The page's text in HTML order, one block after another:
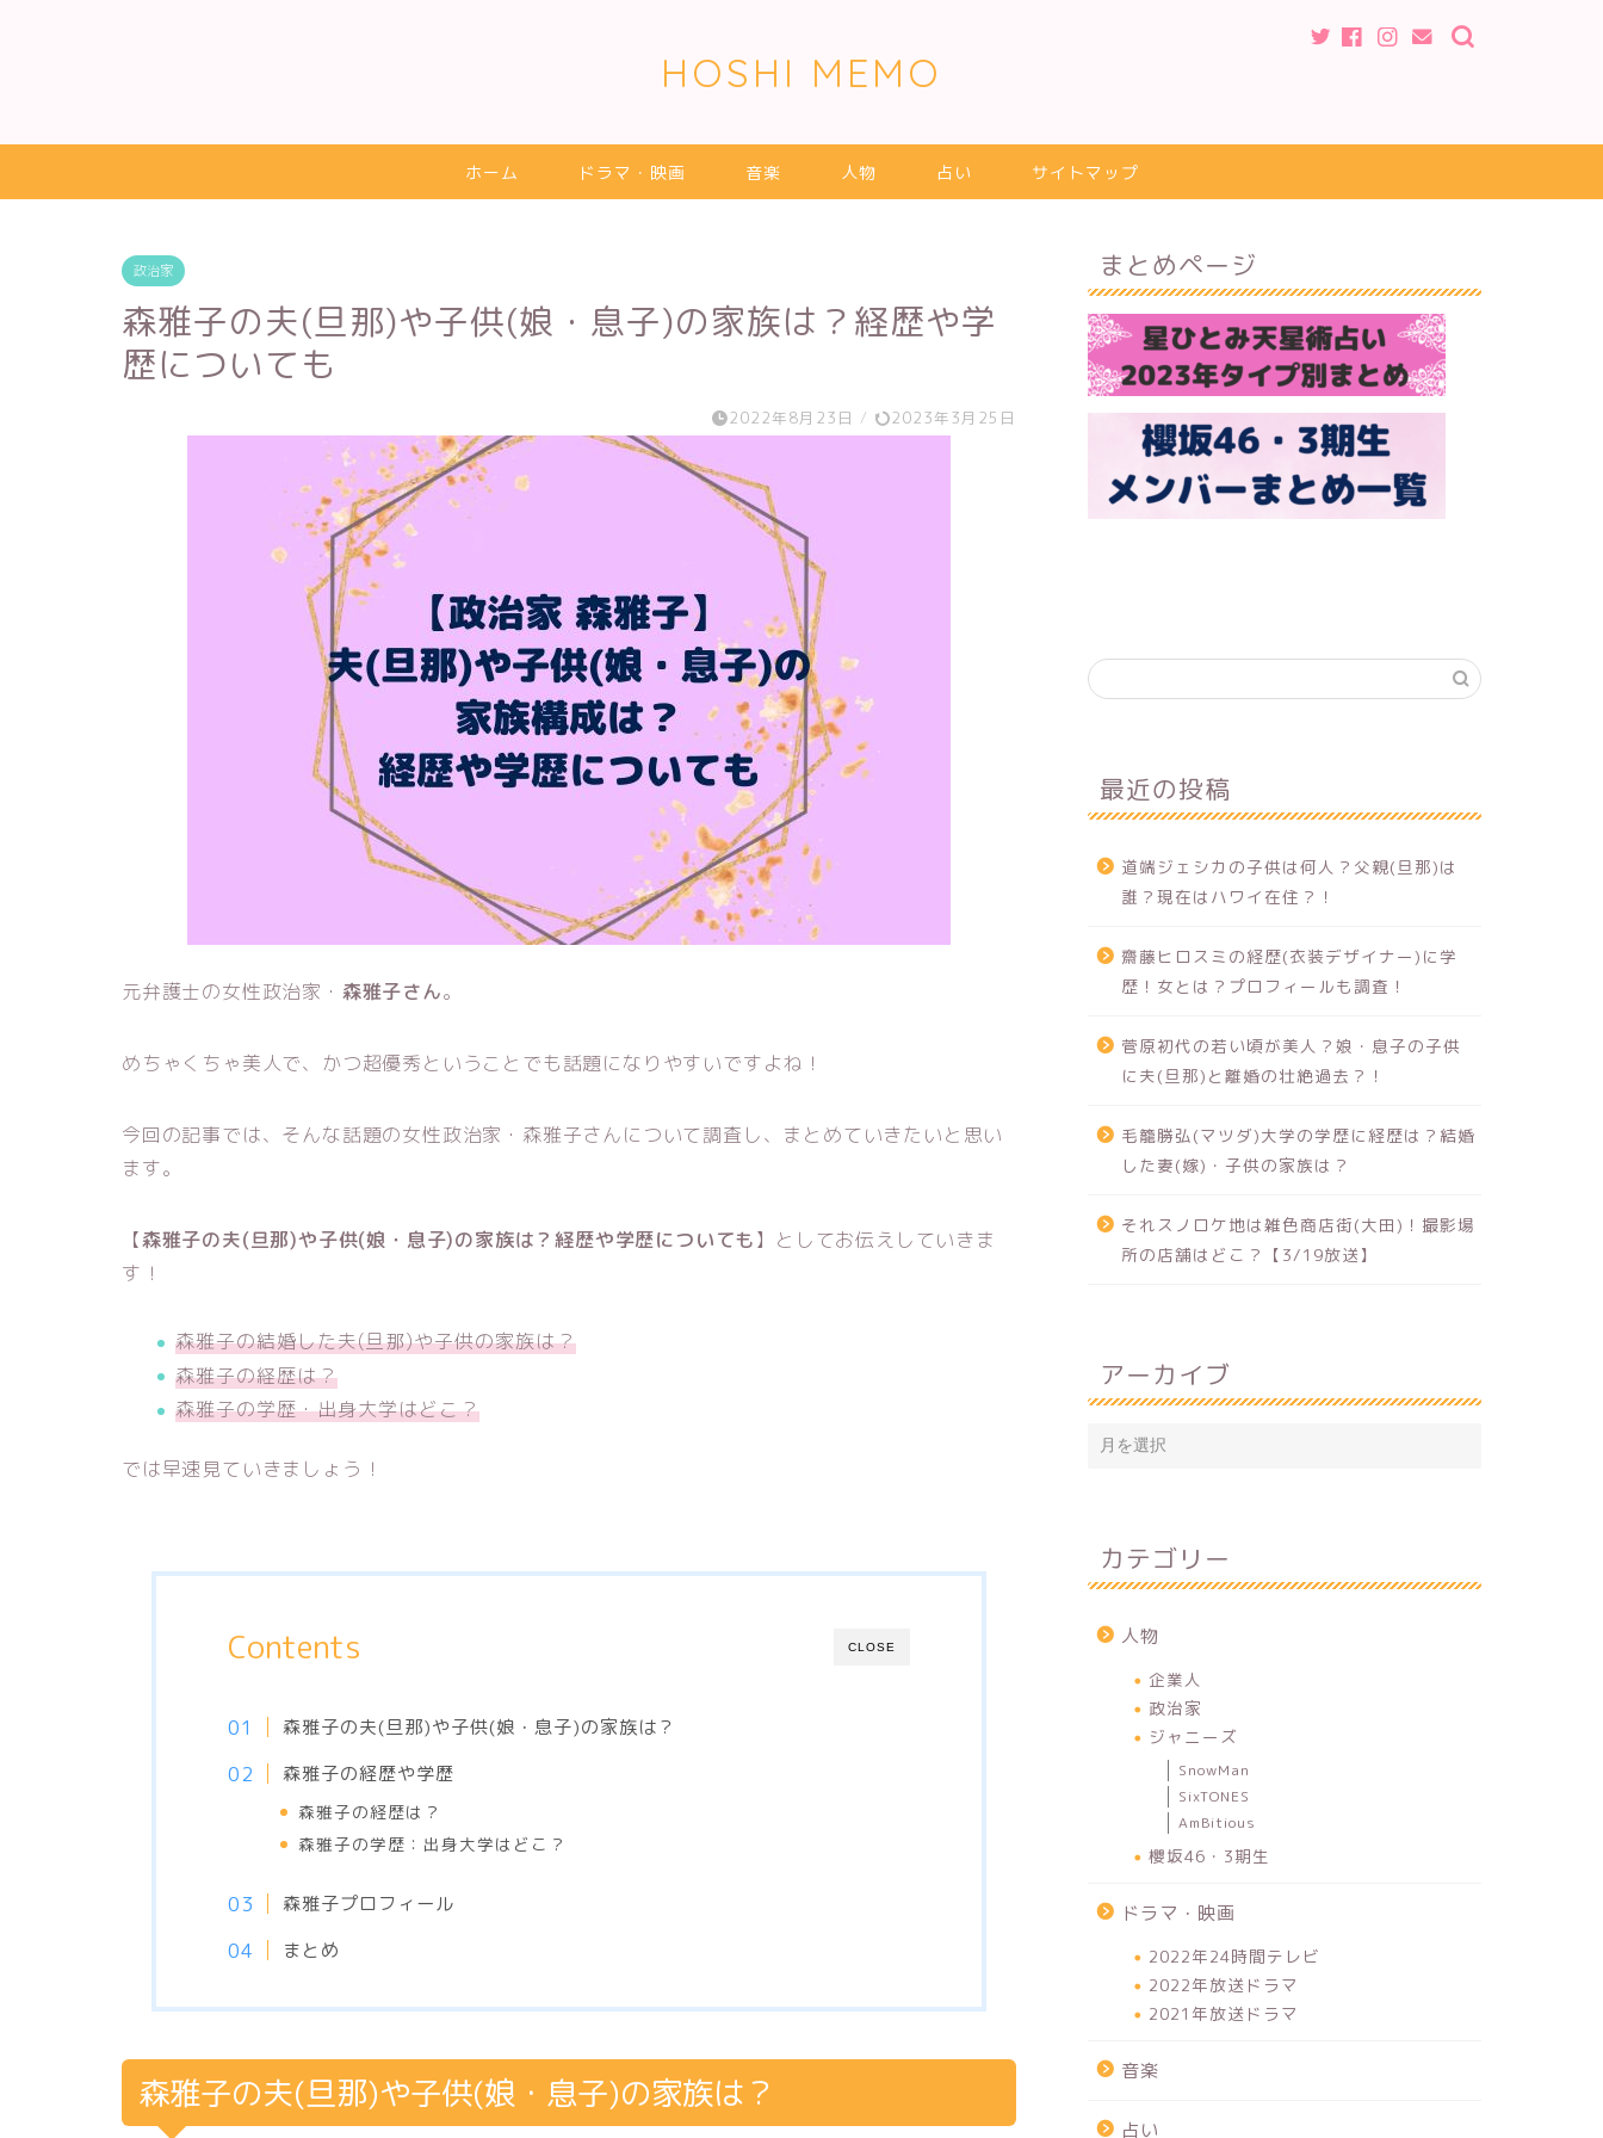
HOSHI MEMO
ホーム ドラマ・映画 音楽 人物 占い サイトマップ
政治家
森雅子の夫(旦那)や子供(娘・息子)の家族は？経歴や学
歴についても
2022年8月23日 / 2023年3月25日
元弁護士の女性政治家・ 森雅子さん。
めちゃくちゃ美人で、かつ超優秀ということでも話題になりやすいですよね！
今回の記事では、そんな話題の女性政治家・森雅子さんについて調査し、まとめていきたいと思い
ます。
【森雅子の夫(旦那)や子供(娘・息子)の家族は？経歴や学歴についても】としてお伝えしていきま
す！
森雅子の結婚した夫(旦那)や子供の家族は？
森雅子の経歴は？
森雅子の学歴・出身大学はどこ？
では早速見ていきましょう！
CLOSE
Contents
森雅子の夫(旦那)や子供(娘・息子)の家族は？
森雅子の経歴や学歴
森雅子の経歴は？
森雅子の学歴：出身大学はどこ？
森雅子プロフィール
まとめ
森雅子の夫(旦那)や子供(娘・息子)の家族は？
まとめページ
最近の投稿
道端ジェシカの子供は何人？父親(旦那)は
誰？現在はハワイ在住？！
齋藤ヒロスミの経歴(衣装デザイナー)に学
歴！女とは？プロフィールも調査！
菅原初代の若い頃が美人？娘・息子の子供
に夫(旦那)と離婚の壮絶過去？！
毛籠勝弘(マツダ)大学の学歴に経歴は？結婚
した妻(嫁)・子供の家族は？
それスノロケ地は雑色商店街(大田)！撮影場
所の店舗はどこ？【3/19放送】
アーカイブ
カテゴリー
人物
企業人
政治家
ジャニーズ
SnowMan
SixTONES
AmBitious
櫻坂46・3期生
ドラマ・映画
2022年24時間テレビ
2022年放送ドラマ
2021年放送ドラマ
音楽
占い